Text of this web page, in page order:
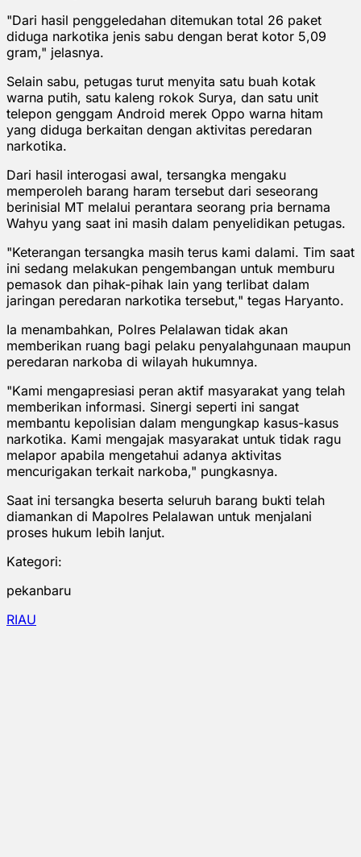
"Dari hasil penggeledahan ditemukan total 26 paket
diduga narkotika jenis sabu dengan berat kotor 5,09
gram," jelasnya.
Selain sabu, petugas turut menyita satu buah kotak
warna putih, satu kaleng rokok Surya, dan satu unit
telepon genggam Android merek Oppo warna hitam
yang diduga berkaitan dengan aktivitas peredaran
narkotika.
Dari hasil interogasi awal, tersangka mengaku
memperoleh barang haram tersebut dari seseorang
berinisial MT melalui perantara seorang pria bernama
Wahyu yang saat ini masih dalam penyelidikan petugas.
"Keterangan tersangka masih terus kami dalami. Tim saat
ini sedang melakukan pengembangan untuk memburu
pemasok dan pihak-pihak lain yang terlibat dalam
jaringan peredaran narkotika tersebut," tegas Haryanto.
Ia menambahkan, Polres Pelalawan tidak akan
memberikan ruang bagi pelaku penyalahgunaan maupun
peredaran narkoba di wilayah hukumnya.
"Kami mengapresiasi peran aktif masyarakat yang telah
memberikan informasi. Sinergi seperti ini sangat
membantu kepolisian dalam mengungkap kasus-kasus
narkotika. Kami mengajak masyarakat untuk tidak ragu
melapor apabila mengetahui adanya aktivitas
mencurigakan terkait narkoba," pungkasnya.
Saat ini tersangka beserta seluruh barang bukti telah
diamankan di Mapolres Pelalawan untuk menjalani
proses hukum lebih lanjut.
Kategori:
pekanbaru
RIAU